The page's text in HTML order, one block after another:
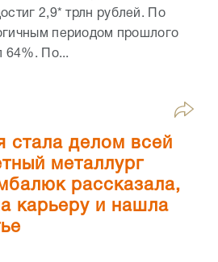
2,9* трлн рублей. По
периодом прошлого
64%. По...
стала делом всей
металлург
рассказала,
карьеру и нашла